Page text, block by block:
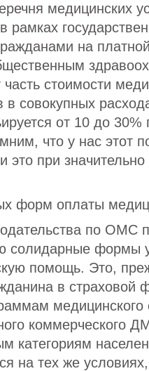
медицинских
на
часть стоимости
совокупных
от 10 до
что у нас этот
это при
форм оплаты
по ОМС
солидарные формы
помощь. Это,
в страховой
медицинского
коммерческого
категориям
на тех же